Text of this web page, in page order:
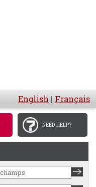
English | Français
NEED HELP?